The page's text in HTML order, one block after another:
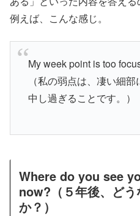
例えば、こんな感じ。
My week point is too
（私の弱点は、凄い細
中し過ぎることです。）
Where do you see
now?（５年後、ど
か？）